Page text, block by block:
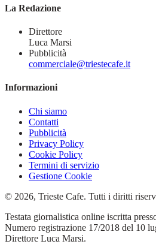
La Redazione
Direttore
Luca Marsi
Pubblicità
commerciale@triestecafe.it
Informazioni
Chi siamo
Contatti
Pubblicità
Privacy Policy
Cookie Policy
Termini di servizio
Gestione Cookie
© 2026, Trieste Cafe. Tutti i diritti
Testata giornalistica online iscritta
Numero registrazione 17/2018 del 10
Direttore Luca Marsi.